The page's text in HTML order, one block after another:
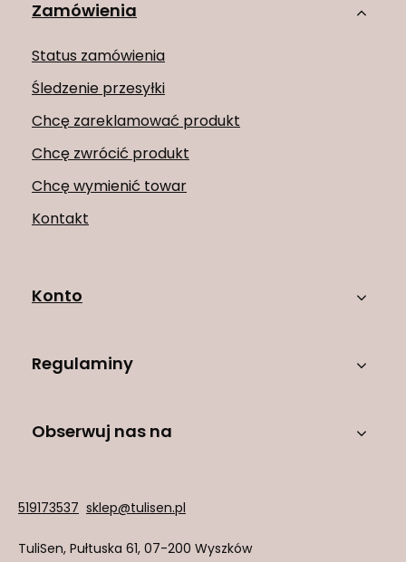
Zamówienia
Status zamówienia
Śledzenie przesyłki
Chcę zareklamować produkt
Chcę zwrócić produkt
Chcę wymienić towar
Kontakt
Konto
Regulaminy
Obserwuj nas na
519173537 sklep@tulisen.pl
TuliSen, Pułtuska 61, 07-200 Wyszków